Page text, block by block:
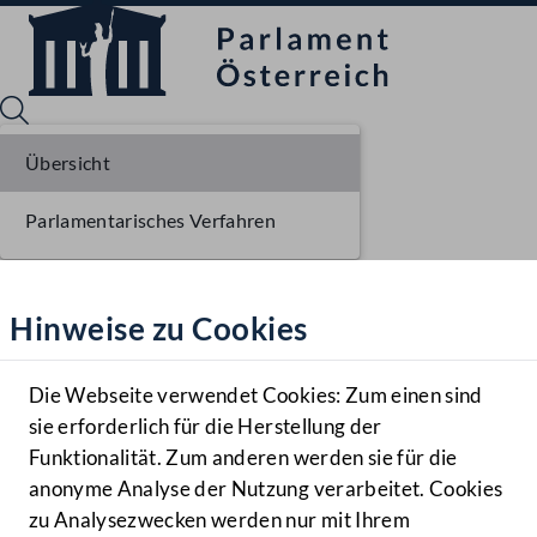
Hilfe
Benutzer
Navigationsmenü öffnen
MENÜ
Hinweise zu Cookies
Die Webseite verwendet Cookies: Zum einen sind
sie erforderlich für die Herstellung der
Funktionalität. Zum anderen werden sie für die
anonyme Analyse der Nutzung verarbeitet. Cookies
zu Analysezwecken werden nur mit Ihrem
Übersicht
Parlamentarisches Verfahren